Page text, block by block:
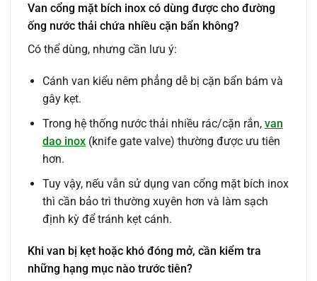
Van cổng mặt bích inox có dùng được cho đường
ống nước thải chứa nhiều cặn bẩn không?
Có thể dùng, nhưng cần lưu ý:
Cánh van kiểu nêm phẳng dễ bị cặn bẩn bám và
gây kẹt.
Trong hệ thống nước thải nhiều rác/cặn rắn, van
dao inox(knife gate valve) thường được ưu tiên
hơn.
Tuy vậy, nếu vẫn sử dụng van cổng mặt bích inox
thì cần bảo trì thường xuyên hơn và làm sạch
định kỳ để tránh kẹt cánh.
Khi van bị kẹt hoặc khó đóng mở, cần kiểm tra
những hạng mục nào trước tiên?